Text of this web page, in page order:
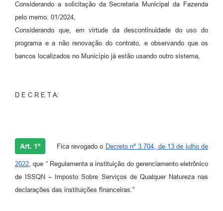
Galeria de Fotos
Negócios
Considerando a solicitação da Secretaria Municipal da Fazenda
pelo memo. 01/2024,
Considerando que, em virtude da descontinuidade do uso do
programa e a não renovação do contrato, e observando que os
bancos localizados no Município já estão usando outro sistema,
D E C R E T A:
Art. 1º Fica revogado o Decreto nº 3.704, de 13 de julho de
2022, que “ Regulamenta a instituição do gerenciamento eletrônico
de ISSQN – Imposto Sobre Serviços de Qualquer Natureza nas
declarações das instituições financeiras.”